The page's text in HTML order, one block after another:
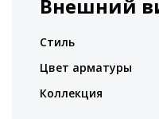
Внешний
Стиль
Цвет арматуры
Коллекция